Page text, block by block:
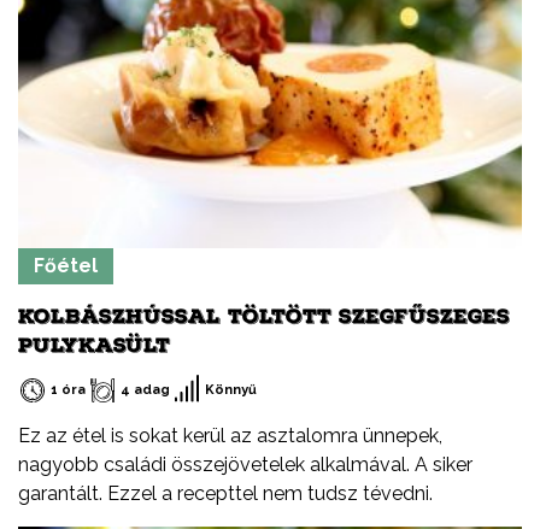
Főétel
KOLBÁSZHÚSSAL TÖLTÖTT SZEGFŰSZEGES
PULYKASÜLT
1 óra 4 adag Könnyű
Ez az étel is sokat kerül az asztalomra ünnepek,
nagyobb családi összejövetelek alkalmával. A siker
garantált. Ezzel a recepttel nem tudsz tévedni.